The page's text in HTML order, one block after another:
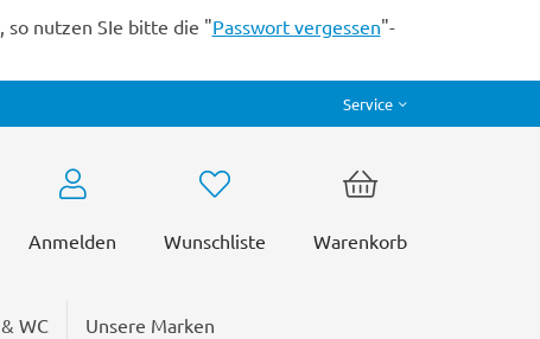
so nutzen SIe bitte die "Passwort vergessen"-
Service
Anmelden Wunschliste Warenkorb
WC Unsere Marken